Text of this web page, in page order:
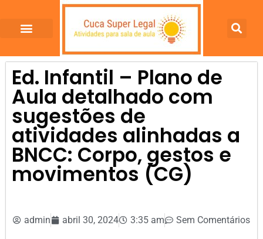
Ed. Infantil – Plano de
Aula detalhado com
sugestões de
atividades alinhadas a
BNCC: Corpo, gestos e
movimentos (CG)
admin abril 30, 2024 3:35 am Sem Comentários